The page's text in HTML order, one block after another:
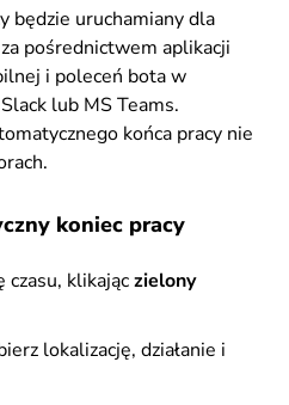
będzie uruchamiany dla
pośrednictwem aplikacji
i poleceń bota w
lub MS Teams.
końca pracy nie
koniec pracy
czasu, klikajączielony
lokalizację, działanie i